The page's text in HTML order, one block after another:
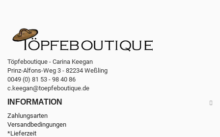
Töpfeboutique - Carina Keegan
Prinz-Alfons-Weg 3 - 82234 Weßling
0049 (0) 81 53 - 98 40 86
c.keegan@toepfeboutique.de
INFORMATION
Zahlungsarten
Versandbedingungen
*Lieferzeit